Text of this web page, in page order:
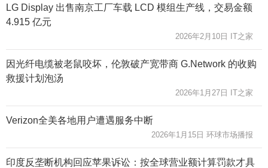
LG Display 出售南京工厂车载 LCD 模组生产线，交易金额
4.915 亿元
2026年2月10日 IT之家
因光纤电缆被老鼠咬坏，伦敦破产宽带商 G.Network 的收购
救援计划泡汤
2026年1月27日 IT之家
Verizon全美各地用户遭遇服务中断
2026年1月15日 环球市场播报
印度反垄断机构回应苹果诉讼：按全球营业额计算罚款才具